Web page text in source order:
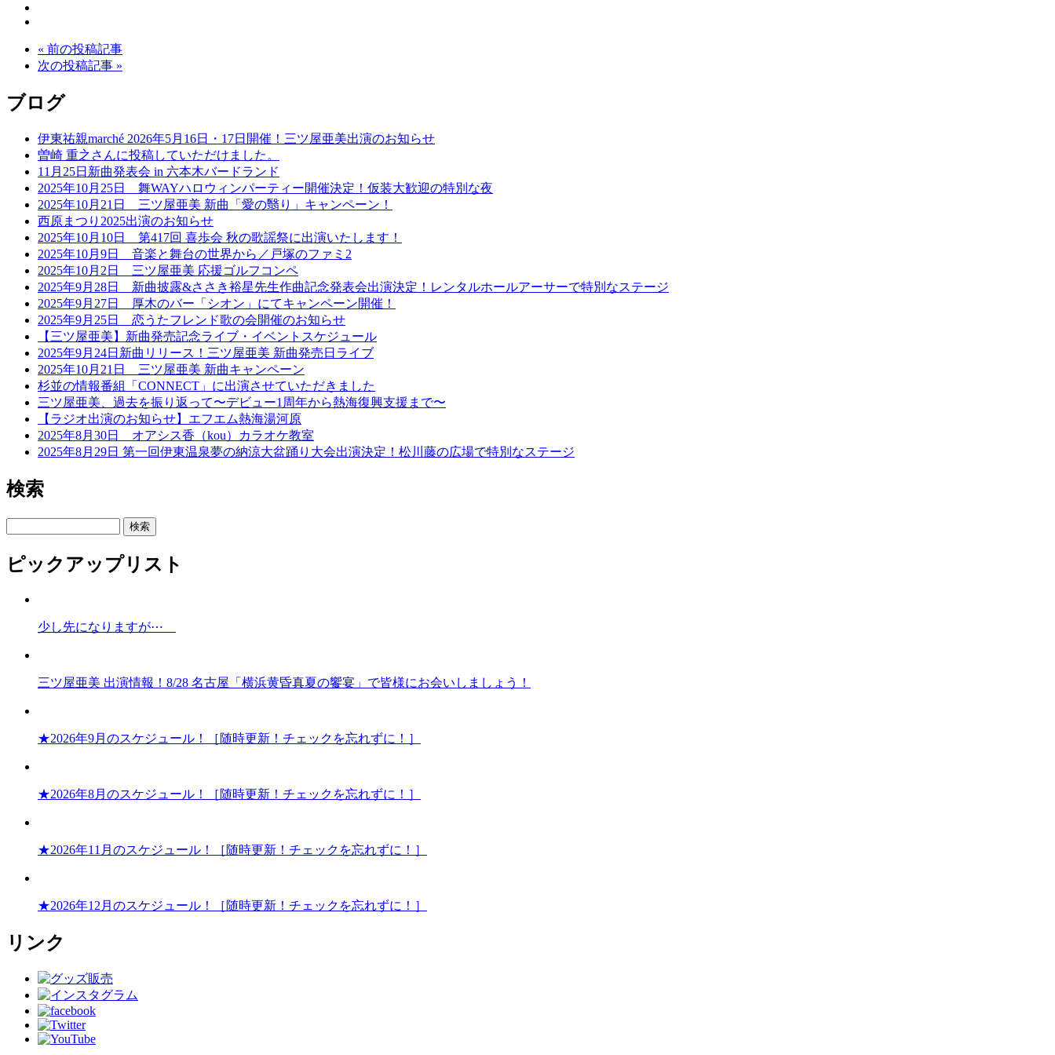
« 前の投稿記事
次の投稿記事 »
ブログ
伊東祐親marché 2026年5月16日・17日開催！三ツ屋亜美出演のお知らせ
曽崎 重之さんに投稿していただけました。
11月25日新曲発表会 in 六本木バードランド
2025年10月25日 舞WAYハロウィンパーティー開催決定！仮装大歓迎の特別な夜
2025年10月21日 三ツ屋亜美 新曲「愛の翳り」キャンペーン！
西原まつり2025出演のお知らせ
2025年10月10日 第417回 喜歩会 秋の歌謡祭に出演いたします！
2025年10月9日 音楽と舞台の世界から／戸塚のファミ2
2025年10月2日 三ツ屋亜美 応援ゴルフコンペ
2025年9月28日 新曲披露&ささき裕星先生作曲記念発表会出演決定！レンタルホールアーサーで特別なステージ
2025年9月27日 厚木のバー「シオン」にてキャンペーン開催！
2025年9月25日 恋うたフレンド歌の会開催のお知らせ
【三ツ屋亜美】新曲発売記念ライブ・イベントスケジュール
2025年9月24日新曲リリース！三ツ屋亜美 新曲発売日ライブ
2025年10月21日 三ツ屋亜美 新曲キャンペーン
杉並の情報番組「CONNECT」に出演させていただきました
三ツ屋亜美、過去を振り返って〜デビュー1周年から熱海復興支援まで〜
【ラジオ出演のお知らせ】エフエム熱海湯河原
2025年8月30日 オアシス香（kou）カラオケ教室
2025年8月29日 第一回伊東温泉夢の納涼大盆踊り大会出演決定！松川藤の広場で特別なステージ
検索
検索
ピックアップリスト
少し先になりますが⋯
三ツ屋亜美 出演情報！8/28 名古屋「横浜黄昏真夏の饗宴」で皆様にお会いしましょう！
★2026年9月のスケジュール！［随時更新！チェックを忘れずに！］
★2026年8月のスケジュール！［随時更新！チェックを忘れずに！］
★2026年11月のスケジュール！［随時更新！チェックを忘れずに！］
★2026年12月のスケジュール！［随時更新！チェックを忘れずに！］
リンク